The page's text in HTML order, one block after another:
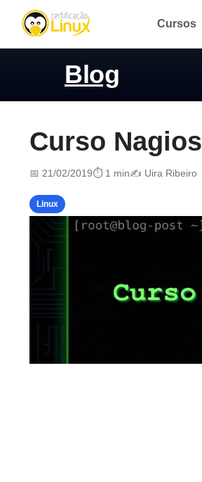
Cursos
Blog
Curso Nagios
📅 21/02/2019⏱ 1 min✍️ Uira Ribeiro
Linux